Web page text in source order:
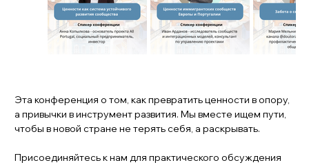
Эта конференция о том, как превратить ценности в опору,
а привычки в инструмент развития. Мы вместе ищем пути,
чтобы в новой стране не терять себя, а раскрывать.
Присоединяйтесь к нам для практического обсуждения